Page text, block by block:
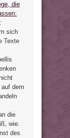
die
sich
Texte
dem
die
wie.
des